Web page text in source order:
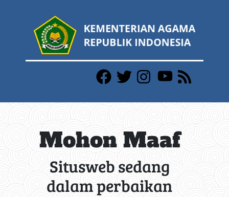
Mohon Maaf
Situsweb sedang
dalam perbaikan